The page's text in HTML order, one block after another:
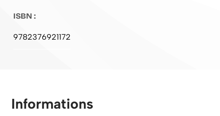
ISBN :
9782376921172
Informations